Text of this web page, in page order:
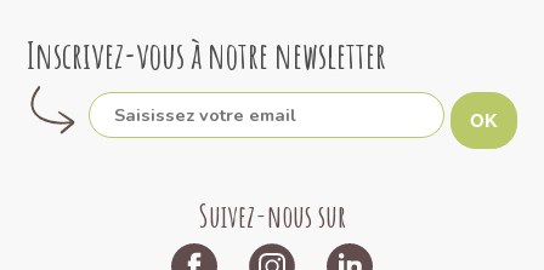
Inscrivez-vous à notre newsletter
OK
Suivez-nous sur